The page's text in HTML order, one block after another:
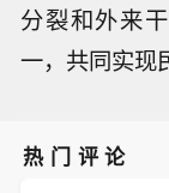
分裂和外来
一，共同实现
热门评论